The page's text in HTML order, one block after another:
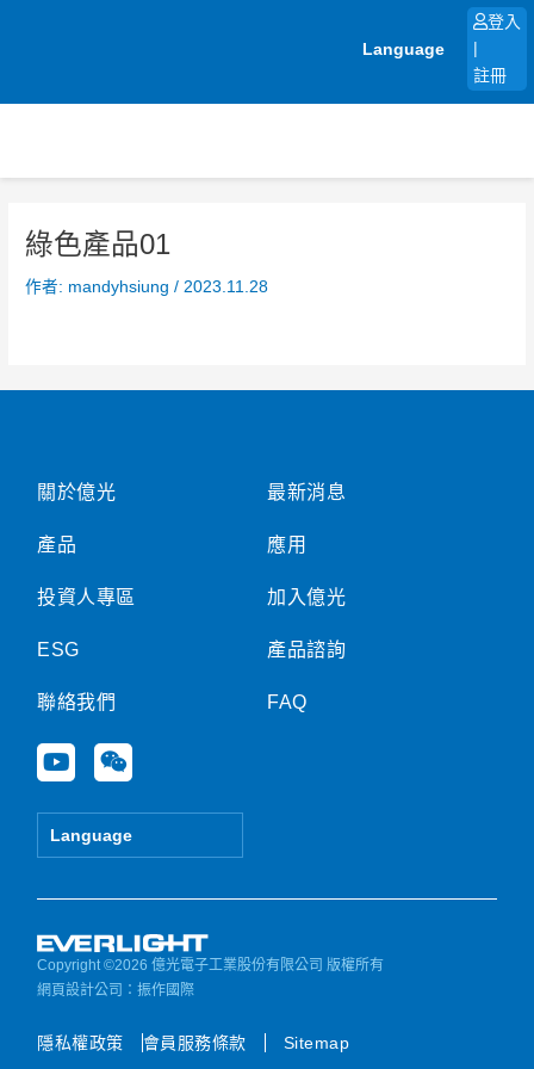
Language
登入
註冊
綠色產品01
作者: mandyhsiung/ 2023.11.28
關於億光
產品
投資人專區
ESG
聯絡我們
Y
o
u
e
W
e
i
Language
最新消息
應用
加入億光
產品諮詢
FAQ
Copyright ©2026 億光電子工業股份有限公司 版權所有
網頁設計公司 ：振作國際
隱私權政策 會員服務條款 Sitemap